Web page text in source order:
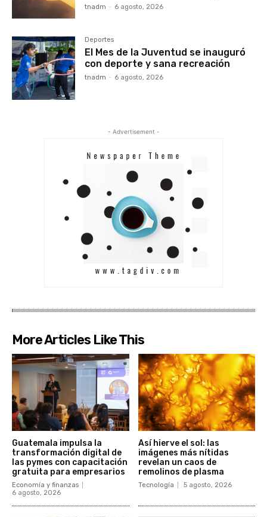
tnadm - 6 agosto, 2026
Deportes
El Mes de la Juventud se inauguró
con deporte y sana recreación
tnadm - 6 agosto, 2026
- Advertisement -
More Articles Like This
Guatemala impulsa la
transformación digital de
las pymes con capacitación
gratuita para empresarios
Economía y finanzas
6 agosto, 2026
Así hierve el sol: las
imágenes más nítidas
revelan un caos de
remolinos de plasma
Tecnología 5 agosto, 2026